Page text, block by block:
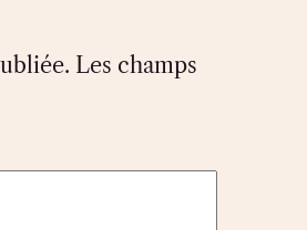
Les champs